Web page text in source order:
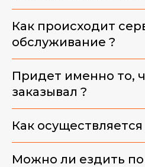
Как происходит
обслуживание ?
Придет именно то,
заказывал ?
Как осуществляется
Можно ли ездить